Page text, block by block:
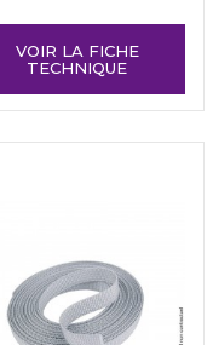
VOIR LA FICHE
TECHNIQUE